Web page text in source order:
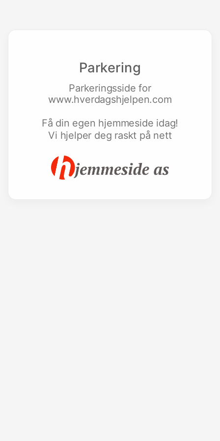
Parkering
Parkeringsside for
www.hverdagshjelpen.com
Få din egen hjemmeside idag!
Vi hjelper deg raskt på nett